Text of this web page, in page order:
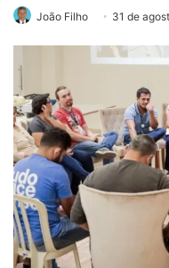
João Filho 31 de